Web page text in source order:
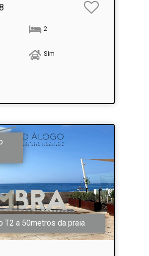
2
Sim
T2 a 50metros da praia